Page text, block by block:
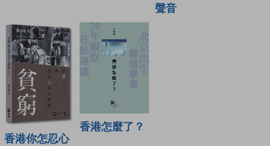
聲音
香港你怎忍心
香港怎麼了？